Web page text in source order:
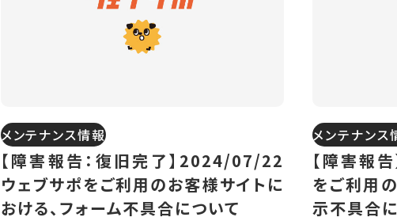
メンテナンス情報
【障害報告：復旧完了】2024/07/22
ウェブサポをご利用のお客様サイトに
おける、フォーム不具合について
メンテナンス
【障害報
をご利用
示不具合